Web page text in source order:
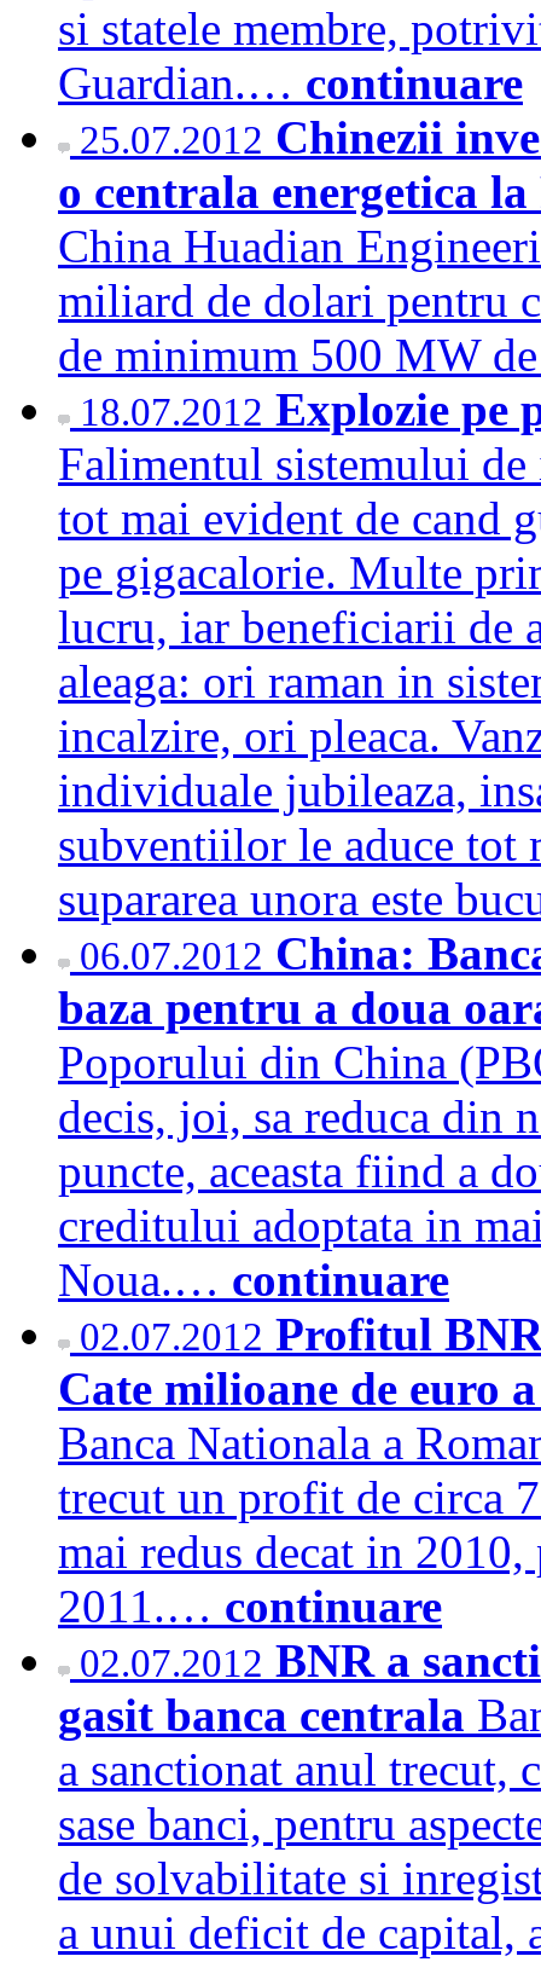
si statele membre,
Guardian.… continuare
25.07.2012 Chinezii
o centrala energetica
China Huadian
miliard de dolari pentru
de minimum 500 MW
18.07.2012 Explozie pe
Falimentul sistemului
tot mai evident de cand
pe gigacalorie. Multe
lucru, iar beneficiarii de
aleaga: ori raman in
incalzire, ori pleaca.
individuale jubileaza,
subventiilor le aduce
supararea unora este
06.07.2012 China:
baza pentru a doua
Poporului din China
decis, joi, sa reduca din
puncte, aceasta fiind a
creditului adoptata in
Noua.… continuare
02.07.2012 Profitul
Cate milioane de euro
Banca Nationala a
trecut un profit de circa
mai redus decat in
2011.… continuare
02.07.2012 BNR a
gasit banca centrala
a sanctionat anul trecut,
sase banci, pentru
de solvabilitate si
a unui deficit de capital,